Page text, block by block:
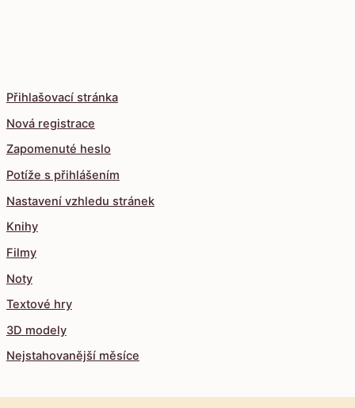
Přihlašovací stránka
Nová registrace
Zapomenuté heslo
Potíže s přihlášením
Nastavení vzhledu stránek
Knihy
Filmy
Noty
Textové hry
3D modely
Nejstahovanější měsíce